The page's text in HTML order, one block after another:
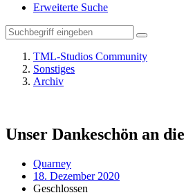
Erweiterte Suche
TML-Studios Community
Sonstiges
Archiv
Unser Dankeschön an
Quarney
18. Dezember 2020
Geschlossen